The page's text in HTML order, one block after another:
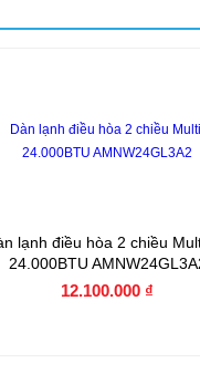
lạnh điều hòa 2 chiều
24.000BTU
12.100.000 ₫